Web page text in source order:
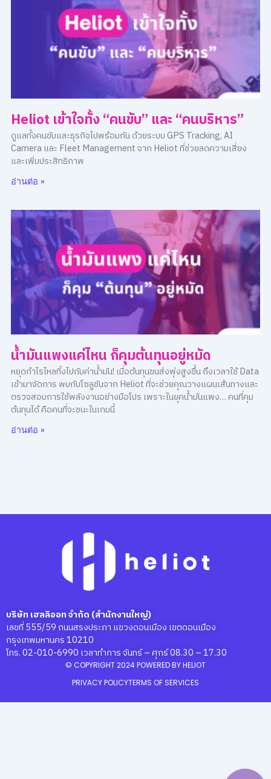
Heliot เข้าใจทั้ง “คนขับ” และ “คนบริหาร”
ดูแลทั้งคนขับและธุรกิจไปพร้อมกัน ด้วยระบบ GPS Tracking, AI
Camera และ Fleet Management จาก Heliot ที่ช่วยลดความเสี่ยง
และเพิ่มประสิทธิภาพ
อ่านต่อ »
น้ำมันแพงแค่ไหน ก็คุมต้นทุนอยู่หมัด
หยุดกำไรไหลทิ้งไปกับค่าน้ำมัน! เมื่อต้นทุนขนส่งพุ่งสูงขึ้น ถึงเวลาใช้ Data
เข้ามาจัดการ พบกับโซลูชันจาก Heliot ที่จะช่วยคุณวางแผนเส้นทางและ
ตรวจสอบการใช้พลังงานอย่างมือโปร เพราะในยุคน้ำมันแพง… คนที่คุม
ต้นทุนได้ คือคนที่จะชนะในเกมนี้
อ่านต่อ »
บริษัท เฮลลิออท จำกัด (สำนักงานใหญ่)
เลขที่ 555/59 ถนนสรงประภา แขวงดอนเมือง เขตดอนเมือง
กรุงเทพมหานคร 10210
โทร. 02-010-6990 เวลาทำการ จันทร์ – ศุกร์ 08.30 – 17.30
© COPYRIGHT 2024 POWERED BY HELIOT
PRIVACY POLICYTERMS OF SERVICES